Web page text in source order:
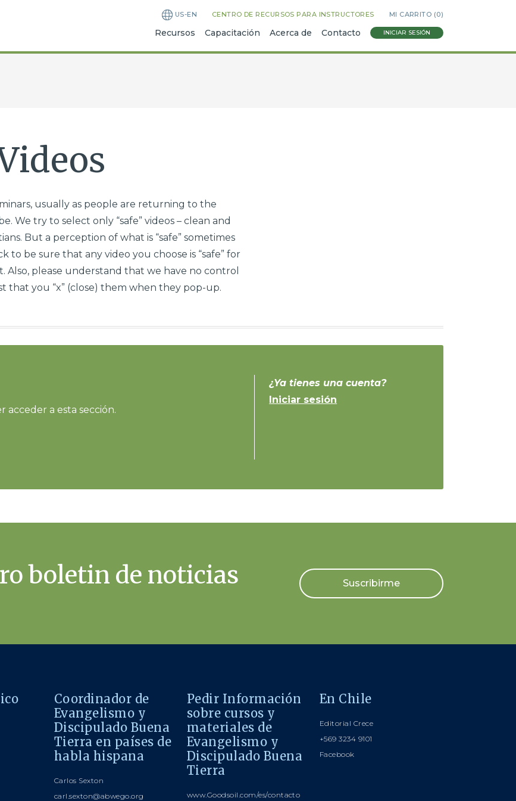
MI CARRITO (0)
CENTRO DE RECURSOS PARA INSTRUCTORES
US-EN
Recursos Capacitación Acerca de Contacto INICIAR SESIÓN
usually as people are returning to the
We try to select only “safe” videos – clean and
But a perception of what is “safe” sometimes
to be sure that any video you choose is “safe” for
please understand that we have no control
that you “x” (close) them when they pop-up.
acceder a esta sección.
¿Ya tienes una cuenta?
Iniciar sesión
boletin de noticias Suscribirme
Coordinador de
Evangelismo y
Discipulado Buena
Tierra en países de
habla hispana
Carlos Sexton
carl.sexton@abwego.org
Pedir Información
sobre cursos y
materiales de
Evangelismo y
Discipulado Buena
Tierra
www.Goodsoil.com/es/contacto
En Chile
Editorial Crece
+569 3234 9101
Facebook